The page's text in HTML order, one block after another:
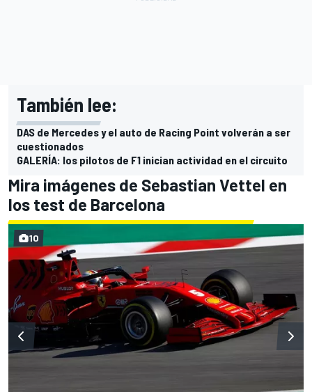
También lee:
DAS de Mercedes y el auto de Racing Point volverán a ser
cuestionados
GALERÍA: los pilotos de F1 inician actividad en el circuito
Mira imágenes de Sebastian Vettel en
los test de Barcelona
10